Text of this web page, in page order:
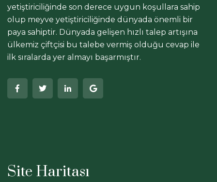
yetiştiriciliğinde son derece uygun koşullara sahip
olup meyve yetiştiriciliğinde dünyada önemli bir
paya sahiptir. Dünyada gelişen hızlı talep artışına
ülkemiz çiftçisi bu talebe vermiş olduğu cevap ile
ilk sıralarda yer almayı başarmıştır.
Site Haritası